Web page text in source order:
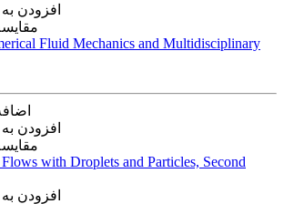
افزودن
Fluid Mechanics and Multidisciplinary
افزودن
افزودن